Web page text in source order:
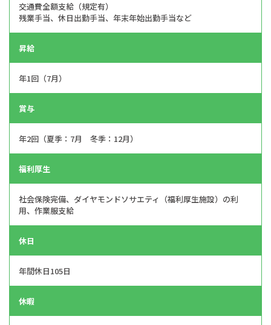
交通費全額支給（規定有）
残業手当、休日出勤手当、年末年始出勤手当など
昇給
年1回（7月）
賞与
年2回（夏季：7月 冬季：12月）
福利厚生
社会保険完備、ダイヤモンドソサエティ（福利厚生施設）の利
用、作業服支給
休日
年間休日105日
休暇